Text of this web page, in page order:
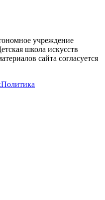
учреждение
школа искусств
сайта согласуется
Политика